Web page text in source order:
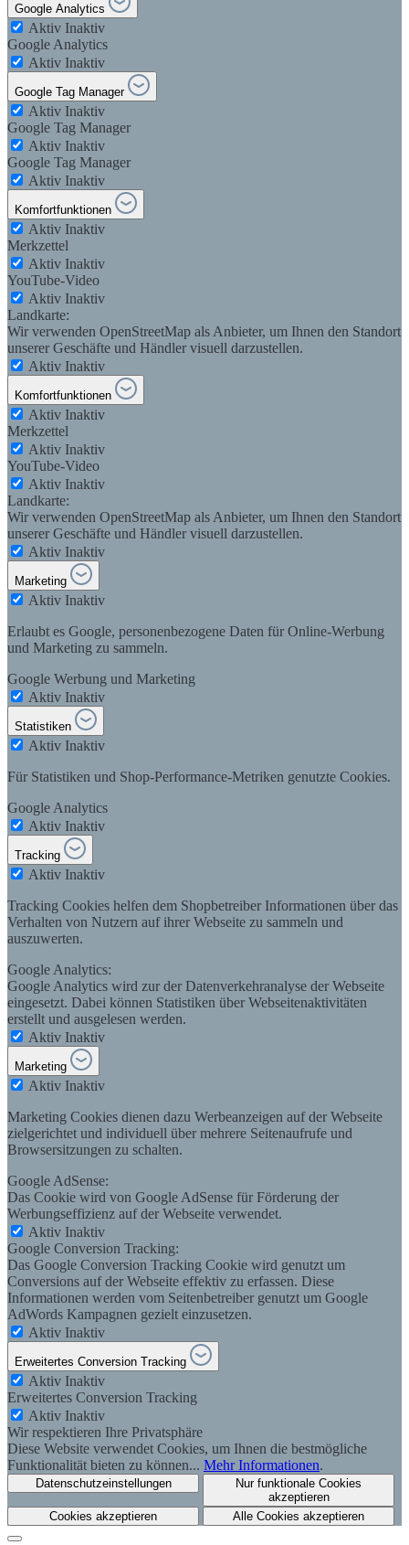
Google Analytics
Aktiv Inaktiv
Google Analytics
Aktiv Inaktiv
Google Tag Manager
Aktiv Inaktiv
Google Tag Manager
Aktiv Inaktiv
Google Tag Manager
Aktiv Inaktiv
Komfortfunktionen
Aktiv Inaktiv
Merkzettel
Aktiv Inaktiv
YouTube-Video
Aktiv Inaktiv
Landkarte:
Wir verwenden OpenStreetMap als Anbieter, um Ihnen den Standort
unserer Geschäfte und Händler visuell darzustellen.
Aktiv Inaktiv
Komfortfunktionen
Aktiv Inaktiv
Merkzettel
Aktiv Inaktiv
YouTube-Video
Aktiv Inaktiv
Landkarte:
Wir verwenden OpenStreetMap als Anbieter, um Ihnen den Standort
unserer Geschäfte und Händler visuell darzustellen.
Aktiv Inaktiv
Marketing
Aktiv Inaktiv
Erlaubt es Google, personenbezogene Daten für Online-Werbung
und Marketing zu sammeln.
Google Werbung und Marketing
Aktiv Inaktiv
Statistiken
Aktiv Inaktiv
Für Statistiken und Shop-Performance-Metriken genutzte Cookies.
Google Analytics
Aktiv Inaktiv
Tracking
Aktiv Inaktiv
Tracking Cookies helfen dem Shopbetreiber Informationen über das
Verhalten von Nutzern auf ihrer Webseite zu sammeln und
auszuwerten.
Google Analytics:
Google Analytics wird zur der Datenverkehranalyse der Webseite
eingesetzt. Dabei können Statistiken über Webseitenaktivitäten
erstellt und ausgelesen werden.
Aktiv Inaktiv
Marketing
Aktiv Inaktiv
Marketing Cookies dienen dazu Werbeanzeigen auf der Webseite
zielgerichtet und individuell über mehrere Seitenaufrufe und
Browsersitzungen zu schalten.
Google AdSense:
Das Cookie wird von Google AdSense für Förderung der
Werbungseffizienz auf der Webseite verwendet.
Aktiv Inaktiv
Google Conversion Tracking:
Das Google Conversion Tracking Cookie wird genutzt um
Conversions auf der Webseite effektiv zu erfassen. Diese
Informationen werden vom Seitenbetreiber genutzt um Google
AdWords Kampagnen gezielt einzusetzen.
Aktiv Inaktiv
Erweitertes Conversion Tracking
Aktiv Inaktiv
Erweitertes Conversion Tracking
Aktiv Inaktiv
Wir respektieren Ihre Privatsphäre
Diese Website verwendet Cookies, um Ihnen die bestmögliche
Funktionalität bieten zu können... Mehr Informationen.
Datenschutzeinstellungen
Nur funktionale Cookies
akzeptieren
Cookies akzeptieren
Alle Cookies akzeptieren